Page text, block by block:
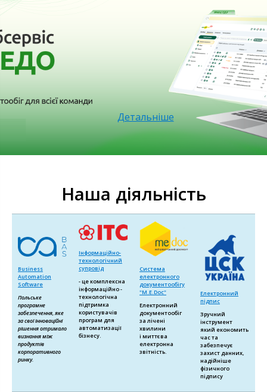
Детальніше
Наша діяльність
Business
Automation
Software
Польське
програмне
забезпечення, яке
за свої інноваційні
рішення отримало
визнання між
продуктів
корпоративного
ринку.
Інформаційно-
технологічний
супровід
- це комплексна
інформаційно -
технологічна
підтримка
користувачів
програм для
автоматизації
бізнесу.
Система
електронного
документообігу
"M.E.Doc"
Електронний
документообіг
за лічені
хвилини
і миттєва
електронна
звітність.
Електронний
підпис
Зручний
інструмент
який економить
час та
забезпечує
захист данних,
надійніше
фізичного
підпису